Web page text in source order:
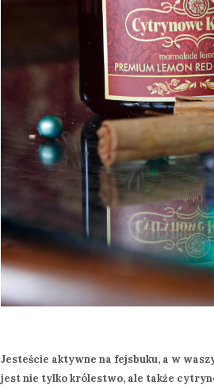
Jesteście aktywne na fejsbuku, a w
jest nie tylko królestwo, ale także